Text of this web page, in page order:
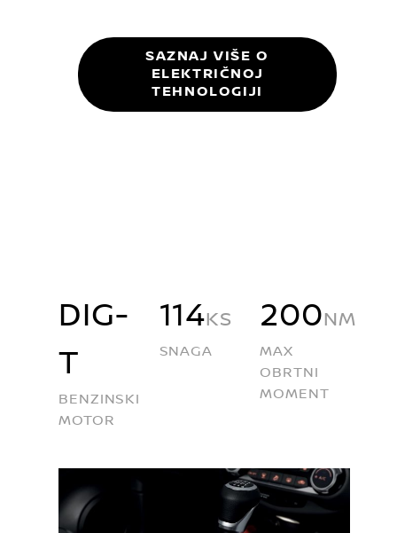
SAZNAJ VIŠE O
ELEKTRIČNOJ
TEHNOLOGIJI
DIG-
T
BENZINSKI
MOTOR
114KS
SNAGA
200NM
MAX
OBRTNI
MOMENT